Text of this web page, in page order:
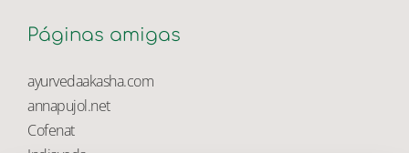
Páginas amigas
ayurvedaakasha.com